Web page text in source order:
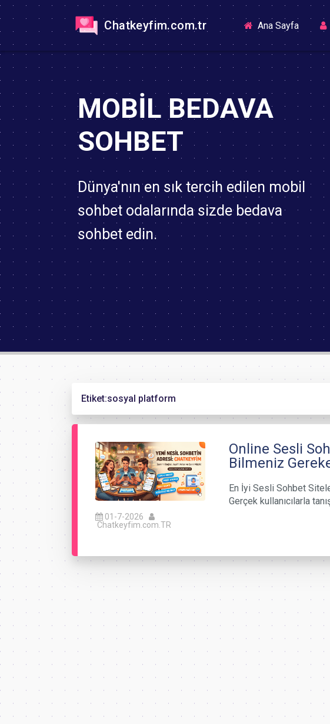
Chatkeyfim.com.tr Ana Sayfa
MOBIL BEDAVA
SOHBET
Dünya'nın en sık tercih edilen mobil
sohbet odalarında sizde bedava
sohbet edin.
Etiket:sosyal platform
01-7-2026
Chatkeyfim.com.TR
Online Sesli
Bilmeniz
En İyi Sesli Sohbet
Gerçek kullanıcılarla